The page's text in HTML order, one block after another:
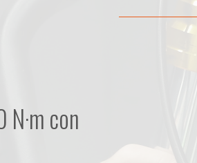
con